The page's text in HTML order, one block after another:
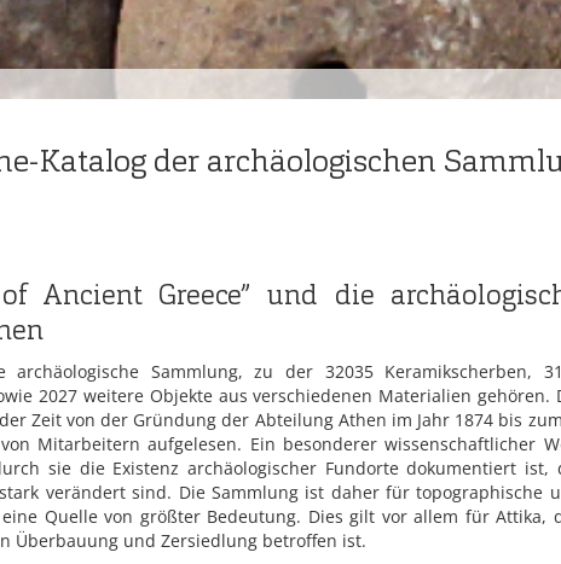
Katalog der archäologischen
Ancient Greece” und die
Sammlung, zu der 32035 Keramikscherben,
2027 weitere Objekte aus verschiedenen Materialien gehören.
Zeit von der Gründung der Abteilung Athen im Jahr 1874 bis
Mitarbeitern aufgelesen. Ein besonderer wissenschaftlicher
sie die Existenz archäologischer Fundorte dokumentiert ist,
verändert sind. Die Sammlung ist daher für topographische
Quelle von größter Bedeutung. Dies gilt vor allem für Attika,
Überbauung und Zersiedlung betroffen ist.